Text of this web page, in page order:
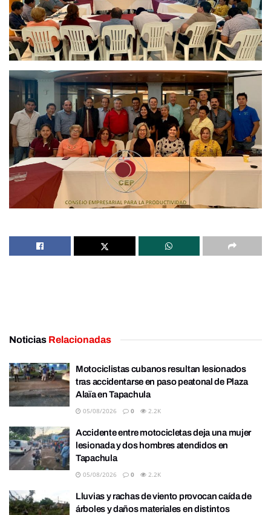
Noticias Relacionadas
Motociclistas cubanos resultan lesionados
tras accidentarse en paso peatonal de Plaza
Alaïa en Tapachula
05/08/2026 0 2.2K
Accidente entre motocicletas deja una mujer
lesionada y dos hombres atendidos en
Tapachula
05/08/2026 0 2.2K
Lluvias y rachas de viento provocan caída de
árboles y daños materiales en distintos